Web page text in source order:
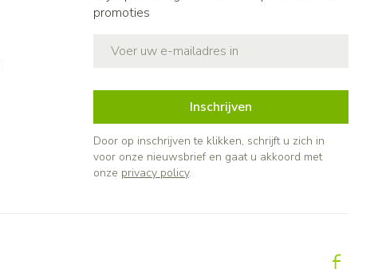
promoties
Inschrijven
Door op inschrijven te klikken, schrijft u zich in
voor onze nieuwsbrief en gaat u akkoord met
onze privacy policy.